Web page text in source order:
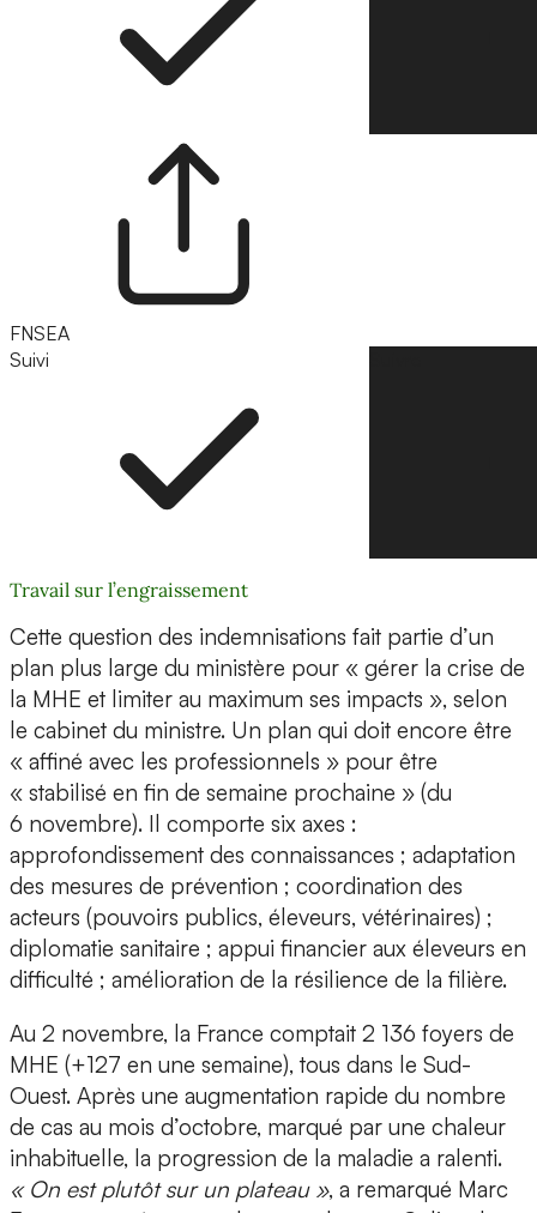
FNSEA
Suivi
Travail sur l’engraissement
Cette question des indemnisations fait partie d’un
plan plus large du ministère pour « gérer la crise de
la MHE et limiter au maximum ses impacts », selon
le cabinet du ministre. Un plan qui doit encore être
« affiné avec les professionnels » pour être
« stabilisé en fin de semaine prochaine » (du
6 novembre). Il comporte six axes :
approfondissement des connaissances ; adaptation
des mesures de prévention ; coordination des
acteurs (pouvoirs publics, éleveurs, vétérinaires) ;
diplomatie sanitaire ; appui financier aux éleveurs en
difficulté ; amélioration de la résilience de la filière.
Au 2 novembre, la France comptait 2 136 foyers de
MHE (+127 en une semaine), tous dans le Sud-
Ouest. Après une augmentation rapide du nombre
de cas au mois d’octobre, marqué par une chaleur
inhabituelle, la progression de la maladie a ralenti.
« On est plutôt sur un plateau », a remarqué Marc